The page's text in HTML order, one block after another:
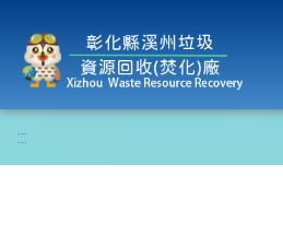
:::